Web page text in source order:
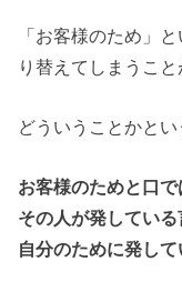
「お客様のため」
り替えてしまうこ
どういうことかと
お客様のためと口
その人が発してい
自分のために発して